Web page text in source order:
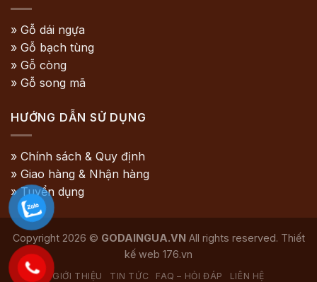
» Gỗ dái ngựa
» Gỗ bạch tùng
» Gỗ còng
» Gỗ song mã
HƯỚNG DẪN SỬ DỤNG
» Chính sách & Quy định
» Giao hàng & Nhận hàng
» Tuyển dụng
Copyright 2026 © GODAINGUA.VN All rights reserved. Thiết
kế web 176.vn
GIỚI THIỆU TIN TỨC FAQ – HỎI ĐÁP LIÊN HỆ